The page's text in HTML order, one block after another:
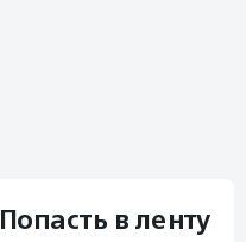
Попасть в ленту